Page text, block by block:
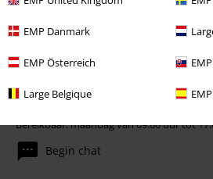
EMP Danmark
EMP Österreich
Large Belgique
Onze klantenservice staat
Bereikbaar: maandag van 09:00 uur tot
Begin chat